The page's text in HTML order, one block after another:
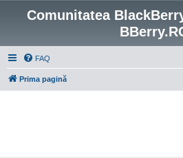
Comunitatea
FAQ
Prima pagină